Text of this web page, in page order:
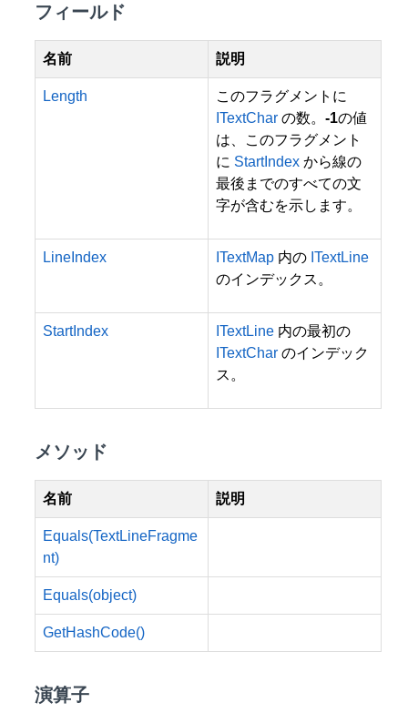
フィールド
名前 説明
Length
このフラグメントに
ITextChar の数。 -1の値
は、このフラグメント
に StartIndex から線の
最後までのすべての文
字が含むを示します。
LineIndex ITextMap 内の ITextLine
のインデックス。
StartIndex ITextLine 内の最初の
ITextChar のインデック
ス。
メソッド
名前 説明
Equals(TextLineFragme
nt)
Equals(object)
GetHashCode()
演算子